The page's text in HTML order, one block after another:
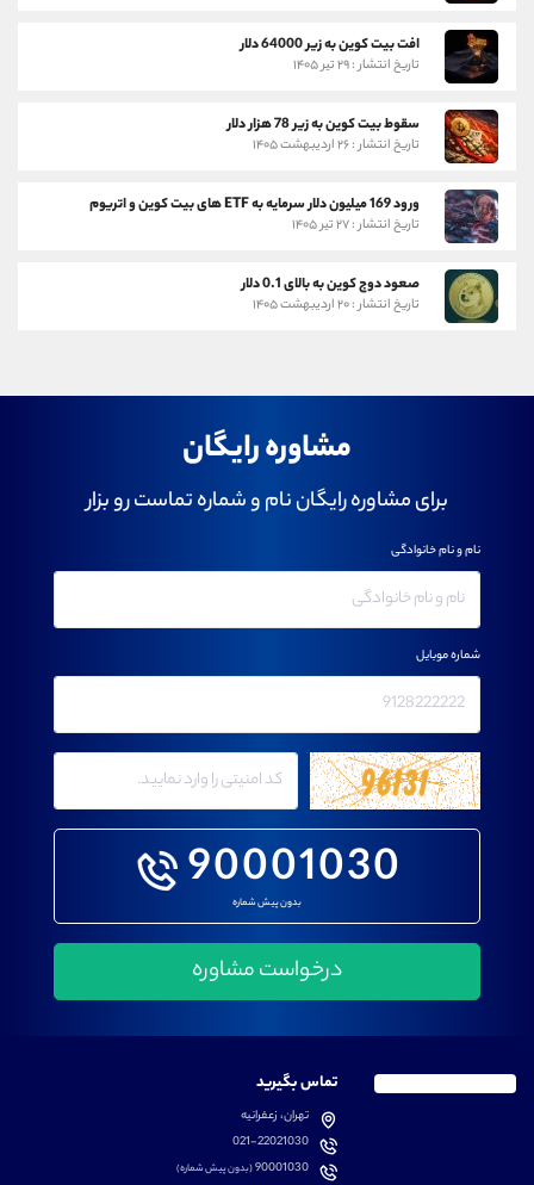
افت بیت کوین به زیر 64000 دلار
تاریخ انتشار : ۲۹ تیر ۱۴۰۵
سقوط بیت کوین به زیر 78 هزار دلار
تاریخ انتشار : ۲۶ اردیبهشت ۱۴۰۵
ورود 169 میلیون دلار سرمایه به ETF های بیت کوین و اتریوم
تاریخ انتشار : ۲۷ تیر ۱۴۰۵
صعود دوج کوین به بالای 0.1 دلار
تاریخ انتشار : ۲۰ اردیبهشت ۱۴۰۵
مشاوره رایگان
برای مشاوره رایگان نام و شماره تماست رو بزار
90001030
بدون پیش شماره
نام و نام خانوادگی
شماره موبایل
تماس بگیرید
تهران، زعفرانیه
021-22021030
90001030(بدون پیش شماره)